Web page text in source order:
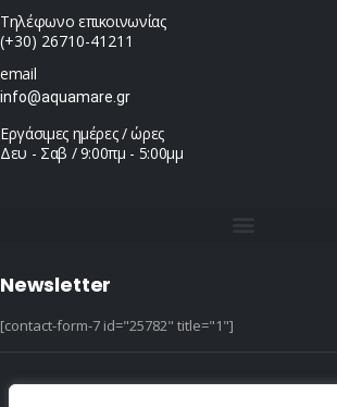
Τηλέφωνο επικοινωνίας
(+30) 26710-41211
email
info@aquamare.gr
Εργάσιμες ημέρες / ώρες
Δευ - Σαβ / 9:00πμ - 5:00μμ
Newsletter
[contact-form-7 id="25782" title="1"]